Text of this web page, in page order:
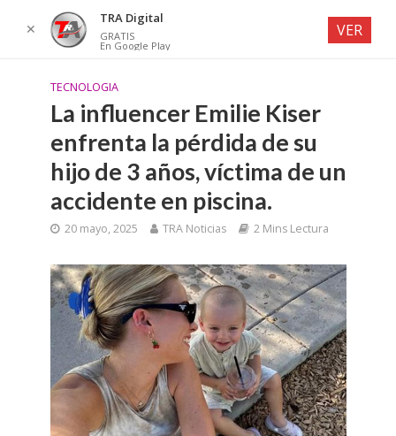
TECNOLOGIA
La influencer Emilie Kiser
enfrenta la pérdida de su
hijo de 3 años, víctima de un
accidente en piscina.
20 mayo, 2025 TRA Noticias 2 Mins Lectura
✕
TRA Digital
GRATIS
En Google Play
VER